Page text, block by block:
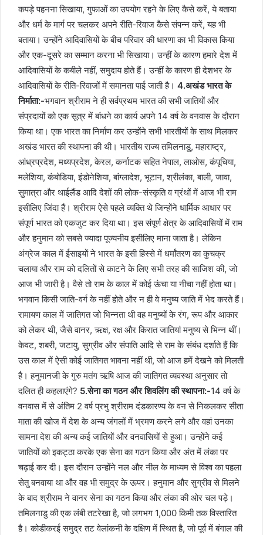
कपड़े पहनना सिखाया, गुफाओं का उपयोग रहने के लिए कैसे करें, ये बताया
और धर्म के मार्ग पर चलकर अपने री‍ति-रिवाज कैसे संपन्न करें, यह भी
बताया। उन्होंने आदिवासियों के बीच परिवार की धारणा का भी विकास किया
और एक-दूसरे का सम्मान करना भी सिखाया। उन्हीं के कारण हमारे देश में
आदिवासियों के कबीले नहीं, समुदाय होते हैं। उन्हीं के कारण ही देशभर के
आदिवासियों के रीति-रिवाजों में समानता पाई जाती है। 4.अखंड भारत के
निर्माता:-भगवान श्रीराम ने ही सर्वप्रथम भारत की सभी जातियों और
संप्रदायों को एक सूत्र में बांधने का कार्य अपने 14 वर्ष के वनवास के दौरान
किया था। एक भारत का निर्माण कर उन्होंने सभी भारतीयों के साथ मिलकर
अखंड भारत की स्थापना की थी। भारतीय राज्य तमिलनाडु, महाराष्ट्र,
आंध्रप्रदेश, मध्यप्रदेश, केरल, कर्नाटक सहित नेपाल, लाओस, कंपूचिया,
मलेशिया, कंबोडिया, इंडोनेशिया, बांग्लादेश, भूटान, श्रीलंका, बाली, जावा,
सुमात्रा और थाईलैंड आदि देशों की लोक-संस्कृति व ग्रंथों में आज भी राम
इसीलिए जिंदा हैं। श्रीराम ऐसे पहले व्यक्ति थे जिन्होंने धार्मिक आधार पर
संपूर्ण भारत को एकजुट कर दिया था। इस संपूर्ण क्षेत्र के आदिवासियों में राम
और हनुमान को सबसे ज्यादा पूज्यनीय इसीलिए माना जाता है। लेकिन
अंग्रेज काल में ईसाइयों ने भारत के इसी हिस्से में धर्मांतरण का कुचक्र
चलाया और राम को दलितों से काटने के लिए सभी तरह की साजिश की, जो
आज भी जारी है। वैसे तो राम के काल में कोई ऊंचा या नीचा नहीं होता था।
भगवान किसी जाति-वर्ग के नहीं होते और न ही वे मनुष्य जाति में भेद करते हैं।
रामायण काल में जातिगत जो भिन्नता थी वह मनुष्यों के रंग, रूप और आकार
को लेकर थी, जैसे वानर, ऋक्ष, रक्ष और किरात जातियां मनुष्य से भिन्न थीं।
केवट, शबरी, जटायु, सुग्रीव और संपाति आदि से राम के संबंध दर्शाते हैं कि
उस काल में ऐसी कोई जातिगत भावना नहीं थी, जो आज हमें देखने को मिलती
है। हनुमानजी के गुरु मतंग ऋषि आज की जातिगत व्यवस्था अनुसार तो
दलित ही कहलाएंगे? 5.सेना का गठन और शिवलिंग की स्थापना:-14 वर्ष के
वनवास में से अंतिम 2 वर्ष प्रभु श्रीराम दंडकारण्य के वन से निकलकर सीता
माता की खोज में देश के अन्य जंगलों में भ्रमण करने लगे और वहां उनका
सामना देश की अन्य कई जातियों और वनवासियों से हुआ। उन्होंने कई
जातियों को इकट्ठा करके एक सेना का गठन किया और अंत में लंका पर
चढ़ाई कर दी। इस दौरान उन्होंने नल और नील के माध्यम से विश्व का पहला
सेतु बनवाया था और वह भी समुद्र के ऊपर। हनुमान और सुग्रीव से मिलने
के बाद श्रीराम ने वानर सेना का गठन किया और लंका की ओर चल पड़े।
तमिलनाडु की एक लंबी तटरेखा है, जो लगभग 1,000 किमी तक विस्‍तारित
है। कोडीकरई समुद्र तट वेलांकनी के दक्षिण में स्थित है, जो पूर्व में बंगाल की